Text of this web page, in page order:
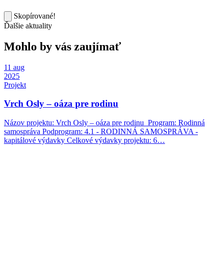
Skopírované!
Ďalšie aktuality
Mohlo by vás zaujímať
11 aug
2025
Projekt
Vrch Osly – oáza pre rodinu
Názov projektu: Vrch Osly – oáza pre rodinu Program: Rodinná
samospráva Podprogram: 4.1 - RODINNÁ SAMOSPRÁVA -
kapitálové výdavky Celkové výdavky projektu: 6…